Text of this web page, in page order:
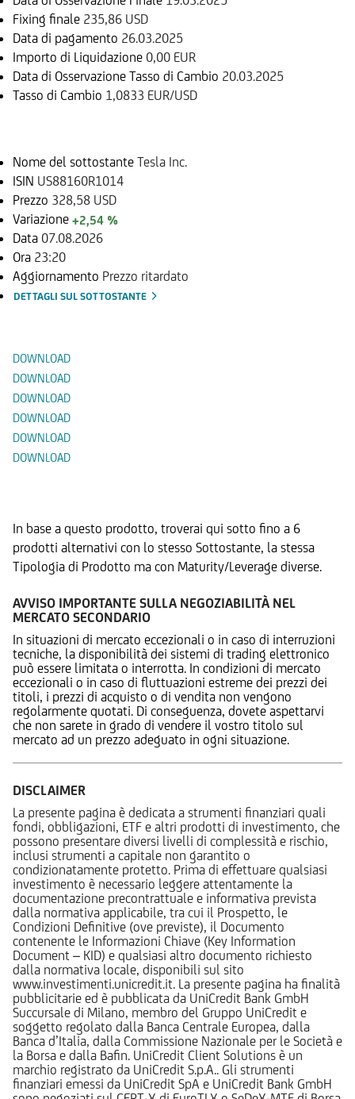
Fixing finale 235,86 USD
Data di pagamento 26.03.2025
Importo di Liquidazione 0,00 EUR
Data di Osservazione Tasso di Cambio 20.03.2025
Tasso di Cambio 1,0833 EUR/USD
Nome del sottostante Tesla Inc.
ISIN US88160R1014
Prezzo 328,58 USD
Variazione +2,54 %
Data 07.08.2026
Ora 23:20
Aggiornamento Prezzo ritardato
DETTAGLI SUL SOTTOSTANTE
DOWNLOAD
DOWNLOAD
DOWNLOAD
DOWNLOAD
DOWNLOAD
DOWNLOAD
In base a questo prodotto, troverai qui sotto fino a 6
prodotti alternativi con lo stesso Sottostante, la stessa
Tipologia di Prodotto ma con Maturity/Leverage diverse.
AVVISO IMPORTANTE SULLA NEGOZIABILITÀ NEL
MERCATO SECONDARIO
In situazioni di mercato eccezionali o in caso di interruzioni
tecniche, la disponibilità dei sistemi di trading elettronico
può essere limitata o interrotta. In condizioni di mercato
eccezionali o in caso di fluttuazioni estreme dei prezzi dei
titoli, i prezzi di acquisto o di vendita non vengono
regolarmente quotati. Di conseguenza, dovete aspettarvi
che non sarete in grado di vendere il vostro titolo sul
mercato ad un prezzo adeguato in ogni situazione.
DISCLAIMER
La presente pagina è dedicata a strumenti finanziari quali
fondi, obbligazioni, ETF e altri prodotti di investimento, che
possono presentare diversi livelli di complessità e rischio,
inclusi strumenti a capitale non garantito o
condizionatamente protetto. Prima di effettuare qualsiasi
investimento è necessario leggere attentamente la
documentazione precontrattuale e informativa prevista
dalla normativa applicabile, tra cui il Prospetto, le
Condizioni Definitive (ove previste), il Documento
contenente le Informazioni Chiave (Key Information
Document – KID) e qualsiasi altro documento richiesto
dalla normativa locale, disponibili sul sito
www.investimenti.unicredit.it. La presente pagina ha finalità
pubblicitarie ed è pubblicata da UniCredit Bank GmbH
Succursale di Milano, membro del Gruppo UniCredit e
soggetto regolato dalla Banca Centrale Europea, dalla
Banca d’Italia, dalla Commissione Nazionale per le Società e
la Borsa e dalla Bafin. UniCredit Client Solutions è un
marchio registrato da UniCredit S.p.A.. Gli strumenti
finanziari emessi da UniCredit SpA e UniCredit Bank GmbH